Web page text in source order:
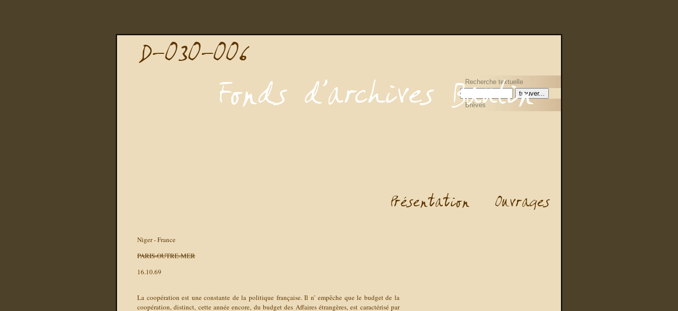
Recherche textuelle
Brèves
Niger - France
PARIS-OUTRE-MER
16.10.69
La coopération est une constante de la politique française. Il n’ empêche que le budget de la
coopération, distinct, cette année encore, du budget des Affaires étrangères, est caractérisé par